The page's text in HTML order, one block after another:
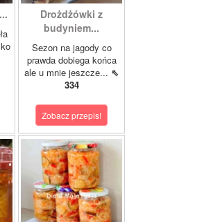
Drożdżówki z
budyniem...
Sezon na jagody co
prawda dobiega końca
ale u mnie jeszcze... ⇖
334
Zobacz przepis!